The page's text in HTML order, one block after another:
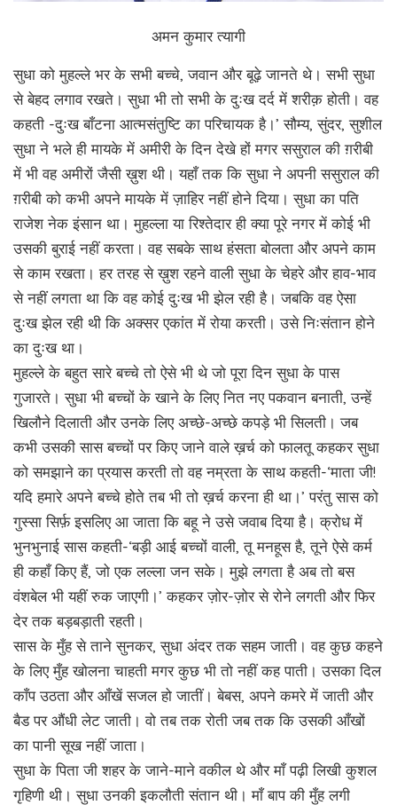
अमन कुमार त्यागी
सुधा को मुहल्ले भर के सभी बच्चे, जवान और बूढ़े जानते थे। सभी सुधा
से बेहद लगाव रखते। सुधा भी तो सभी के दुःख दर्द में शरीक़ होती। वह
कहती -दुःख बाँटना आत्मसंतुष्टि का परिचायक है।’ सौम्य, सुंदर, सुशील
सुधा ने भले ही मायके में अमीरी के दिन देखे हों मगर ससुराल की ग़रीबी
में भी वह अमीरों जैसी ख़ुश थी। यहाँ तक कि सुधा ने अपनी ससुराल की
ग़रीबी को कभी अपने मायके में ज़ाहिर नहीं होने दिया। सुधा का पति
राजेश नेक इंसान था। मुहल्ला या रिश्तेदार ही क्या पूरे नगर में कोई भी
उसकी बुराई नहीं करता। वह सबके साथ हंसता बोलता और अपने काम
से काम रखता। हर तरह से ख़ुश रहने वाली सुधा के चेहरे और हाव-भाव
से नहीं लगता था कि वह कोई दुःख भी झेल रही है। जबकि वह ऐसा
दुःख झेल रही थी कि अक्सर एकांत में रोया करती। उसे निःसंतान होने
का दुःख था।
मुहल्ले के बहुत सारे बच्चे तो ऐसे भी थे जो पूरा दिन सुधा के पास
गुजारते। सुधा भी बच्चों के खाने के लिए नित नए पकवान बनाती, उन्हें
खिलौने दिलाती और उनके लिए अच्छे-अच्छे कपड़े भी सिलती। जब
कभी उसकी सास बच्चों पर किए जाने वाले ख़र्च को फालतू कहकर सुधा
को समझाने का प्रयास करती तो वह नम्रता के साथ कहती-‘माता जी!
यदि हमारे अपने बच्चे होते तब भी तो ख़र्च करना ही था।’ परंतु सास को
गुस्सा सिर्फ़ इसलिए आ जाता कि बहू ने उसे जवाब दिया है। क्रोध में
भुनभुनाई सास कहती-‘बड़ी आई बच्चों वाली, तू मनहूस है, तूने ऐसे कर्म
ही कहाँ किए हैं, जो एक लल्ला जन सके। मुझे लगता है अब तो बस
वंशबेल भी यहीं रुक जाएगी।’ कहकर ज़ोर-ज़ोर से रोने लगती और फिर
देर तक बड़बड़ाती रहती।
सास के मुँह से ताने सुनकर, सुधा अंदर तक सहम जाती। वह कुछ कहने
के लिए मुँह खोलना चाहती मगर कुछ भी तो नहीं कह पाती। उसका दिल
काँप उठता और आँखें सजल हो जातीं। बेबस, अपने कमरे में जाती और
बैड पर औंधी लेट जाती। वो तब तक रोती जब तक कि उसकी आँखों
का पानी सूख नहीं जाता।
सुधा के पिता जी शहर के जाने-माने वकील थे और माँ पढ़ी लिखी कुशल
गृहिणी थी। सुधा उनकी इकलौती संतान थी। माँ बाप की मुँह लगी